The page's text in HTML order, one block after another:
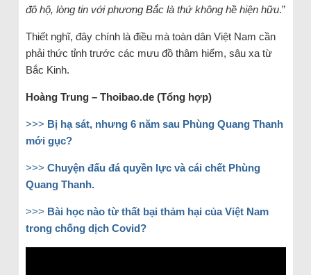
đô hộ, lòng tin với phương Bắc là thứ không hề hiện hữu.”
Thiết nghĩ, đây chính là điều mà toàn dân Việt Nam cần
phải thức tỉnh trước các mưu đồ thâm hiểm, sâu xa từ
Bắc Kinh.
Hoàng Trung – Thoibao.de (Tổng hợp)
>>> Bị hạ sát, nhưng 6 năm sau Phùng Quang Thanh
mới gục?
>>> Chuyện đấu đá quyền lực và cái chết Phùng
Quang Thanh.
>>> Bài học nào từ thất bại thảm hại của Việt Nam
trong chống dịch Covid?